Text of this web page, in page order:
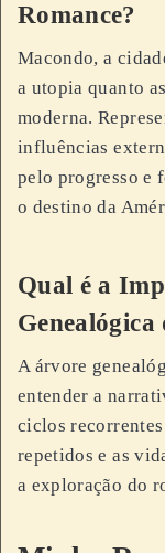
Romance?
Macondo, a
a utopia quanto
moderna.
influências
pelo progresso e
o destino da
Qual é a
A árvore
entender a
ciclos
repetidos e as
a exploração do